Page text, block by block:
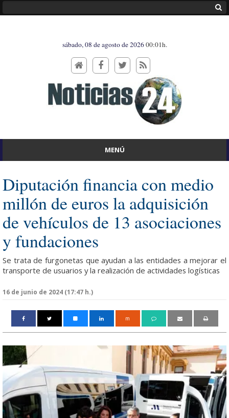
sábado, 08 de agosto de 202600:01h.
MENÚ
Diputación financia con medio
millón de euros la adquisición
de vehículos de 13 asociaciones
y fundaciones
Se trata de furgonetas que ayudan a las entidades a mejorar el
transporte de usuarios y la realización de actividades logísticas
16 de junio de 2024 (17:47 h.)
m